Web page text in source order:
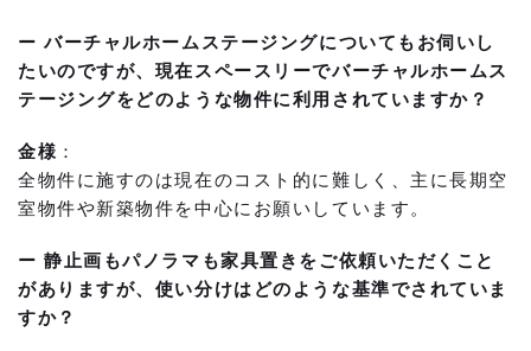
ー バーチャルホームステージングについてもお伺いし
たいのですが、現在スペースリーでバーチャルホームス
テージングをどのような物件に利用されていますか？
金様 ：
全物件に施すのは現在のコスト的に難しく、主に長期空
室物件や新築物件を中心にお願いしています。
ー 静止画もパノラマも家具置きをご依頼いただくこと
がありますが、使い分けはどのような基準でされていま
すか？